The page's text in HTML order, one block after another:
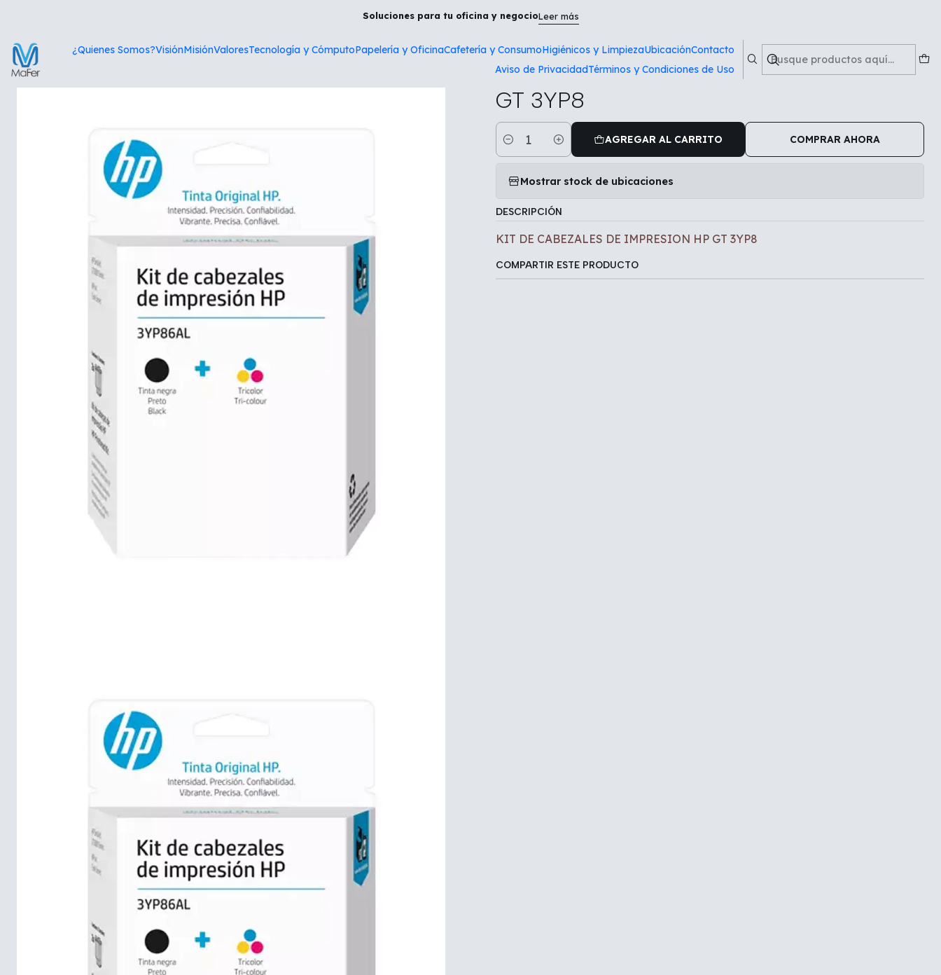
¿Quienes Somos?VisiónMisiónValoresTecnología y CómputoPapelería y OficinaCafetería y ConsumoHigiénicos y LimpiezaUbicaciónContacto
Aviso de PrivacidadTérminos y Condiciones de Uso
Soluciones para tu oficina y negocioLeer más
Tecnología y Cómputo KIT DE CABEZALES DE IMPRESION HP GT 3YP8
KIT DE CABEZALES DE IMPRESION HP
GT 3YP8
Cantidad
AGREGAR AL CARRITO COMPRAR AHORA
Mostrar stock de ubicaciones
DESCRIPCIÓN
KIT DE CABEZALES DE IMPRESION HP GT 3YP8
COMPARTIR ESTE PRODUCTO